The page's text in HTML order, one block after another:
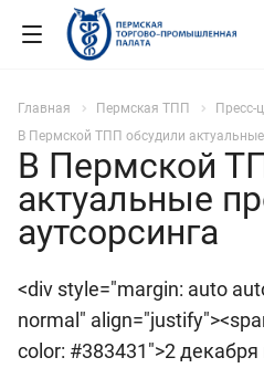
Главная Пермская ТПП Пресс-
В Пермской ТПП обсудили
В Пермской
актуальные
аутсорсинга
<div style="margin: auto
normal"
color: #383431">2